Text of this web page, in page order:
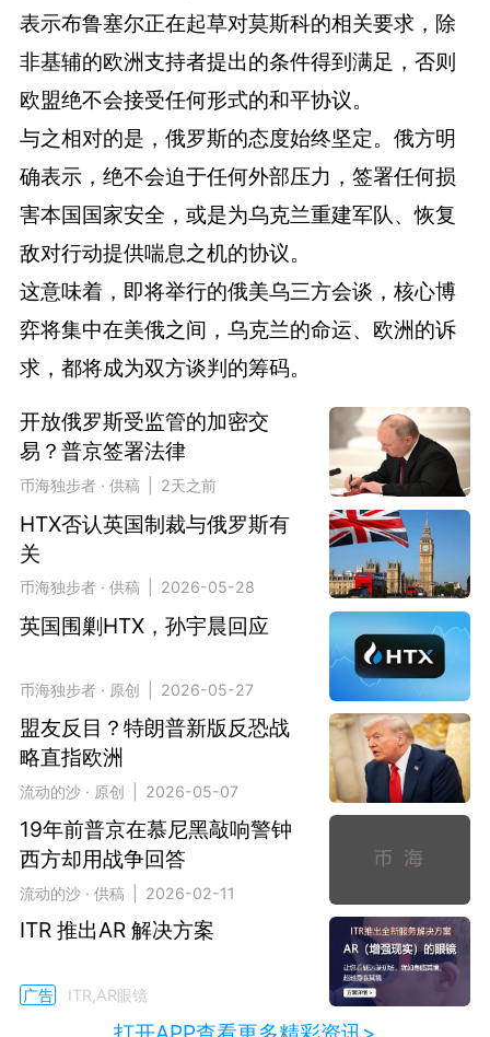
表示布鲁塞尔正在起草对莫斯科的相关要求，除
非基辅的欧洲支持者提出的条件得到满足，否则
欧盟绝不会接受任何形式的和平协议。
与之相对的是，俄罗斯的态度始终坚定。俄方明
确表示，绝不会迫于任何外部压力，签署任何损
害本国国家安全，或是为乌克兰重建军队、恢复
敌对行动提供喘息之机的协议。
这意味着，即将举行的俄美乌三方会谈，核心博
弈将集中在美俄之间，乌克兰的命运、欧洲的诉
求，都将成为双方谈判的筹码。
开放俄罗斯受监管的加密交
易？普京签署法律
币海独步者 · 供稿 | 2天之前
HTX否认英国制裁与俄罗斯有
关
币海独步者 · 供稿 | 2026-05-28
英国围剿HTX，孙宇晨回应
币海独步者 · 原创 | 2026-05-27
盟友反目？特朗普新版反恐战
略直指欧洲
流动的沙 · 原创 | 2026-05-07
19年前普京在慕尼黑敲响警钟
西方却用战争回答
流动的沙 · 供稿 | 2026-02-11
ITR 推出AR 解决方案
广告 ITR,AR眼镜